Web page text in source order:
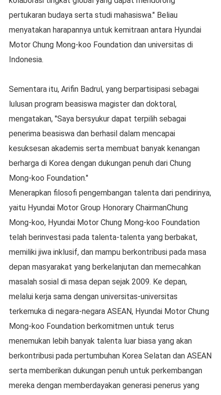
pertukaran budaya serta studi mahasiswa." Beliau
menyatakan harapannya untuk kemitraan antara Hyundai
Motor Chung Mong-koo Foundation dan universitas di
Indonesia.
Sementara itu, Arifin Badrul, yang berpartisipasi sebagai
lulusan program beasiswa magister dan doktoral,
mengatakan, "Saya bersyukur dapat terpilih sebagai
penerima beasiswa dan berhasil dalam mencapai
kesuksesan akademis serta membuat banyak kenangan
berharga di Korea dengan dukungan penuh dari Chung
Mong-koo Foundation."
Menerapkan filosofi pengembangan talenta dari pendirinya,
yaitu Hyundai Motor Group Honorary ChairmanChung
Mong-koo, Hyundai Motor Chung Mong-koo Foundation
telah berinvestasi pada talenta-talenta yang berbakat,
memiliki jiwa inklusif, dan mampu berkontribusi pada masa
depan masyarakat yang berkelanjutan dan memecahkan
masalah sosial di masa depan sejak 2009. Ke depan,
melalui kerja sama dengan universitas-universitas
terkemuka di negara-negara ASEAN, Hyundai Motor Chung
Mong-koo Foundation berkomitmen untuk terus
menemukan lebih banyak talenta luar biasa yang akan
berkontribusi pada pertumbuhan Korea Selatan dan ASEAN
serta memberikan dukungan penuh untuk perkembangan
mereka dengan memberdayakan generasi penerus yang